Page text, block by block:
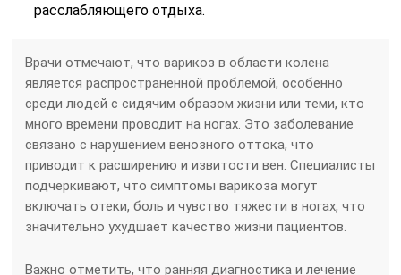
расслабляющего отдыха.
Врачи отмечают, что варикоз в области колена
является распространенной проблемой, особенно
среди людей с сидячим образом жизни или теми, кто
много времени проводит на ногах. Это заболевание
связано с нарушением венозного оттока, что
приводит к расширению и извитости вен. Специалисты
подчеркивают, что симптомы варикоза могут
включать отеки, боль и чувство тяжести в ногах, что
значительно ухудшает качество жизни пациентов.
Важно отметить, что ранняя диагностика и лечение